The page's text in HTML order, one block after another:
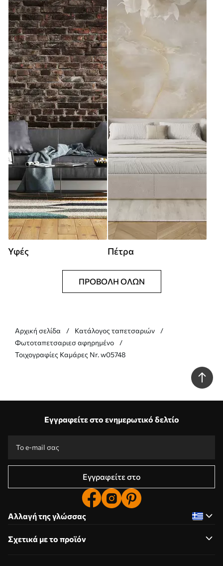
Υφές Πέτρα
ΠΡΟΒΟΛΉ ΌΛΩΝ
Αρχική σελίδα
Κατάλογος ταπετσαριών
Φωτοταπετσαριεσ αφηρημένο
Τοιχογραφίες Καμάρες Nr. w05748
Εγγραφείτε στο ενημερωτικό δελτίο
Εγγραφείτε στο
Αλλαγή της γλώσσας
Σχετικά με το προϊόν